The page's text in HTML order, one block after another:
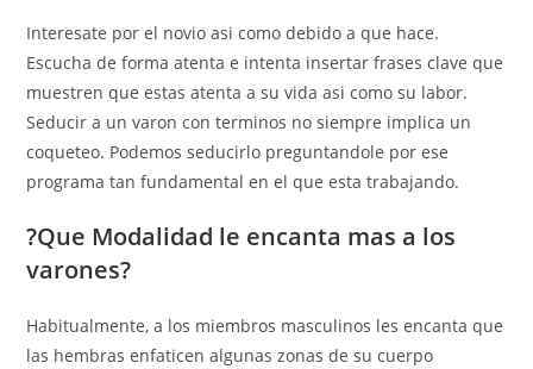
Interesate por el novio asi­ como debido a que hace.
Escucha de forma atenta e intenta insertar frases clave que
muestren que estas atenta a su vida asi­ como su labor.
Seducir a un varon con terminos no siempre implica un
coqueteo. Podemos seducirlo preguntandole por ese
programa tan fundamental en el que esta trabajando.
?Que Modalidad le encanta mas a los
varones?
Habitualmente, a los miembros masculinos les encanta que
las hembras enfaticen algunas zonas de su cuerpo